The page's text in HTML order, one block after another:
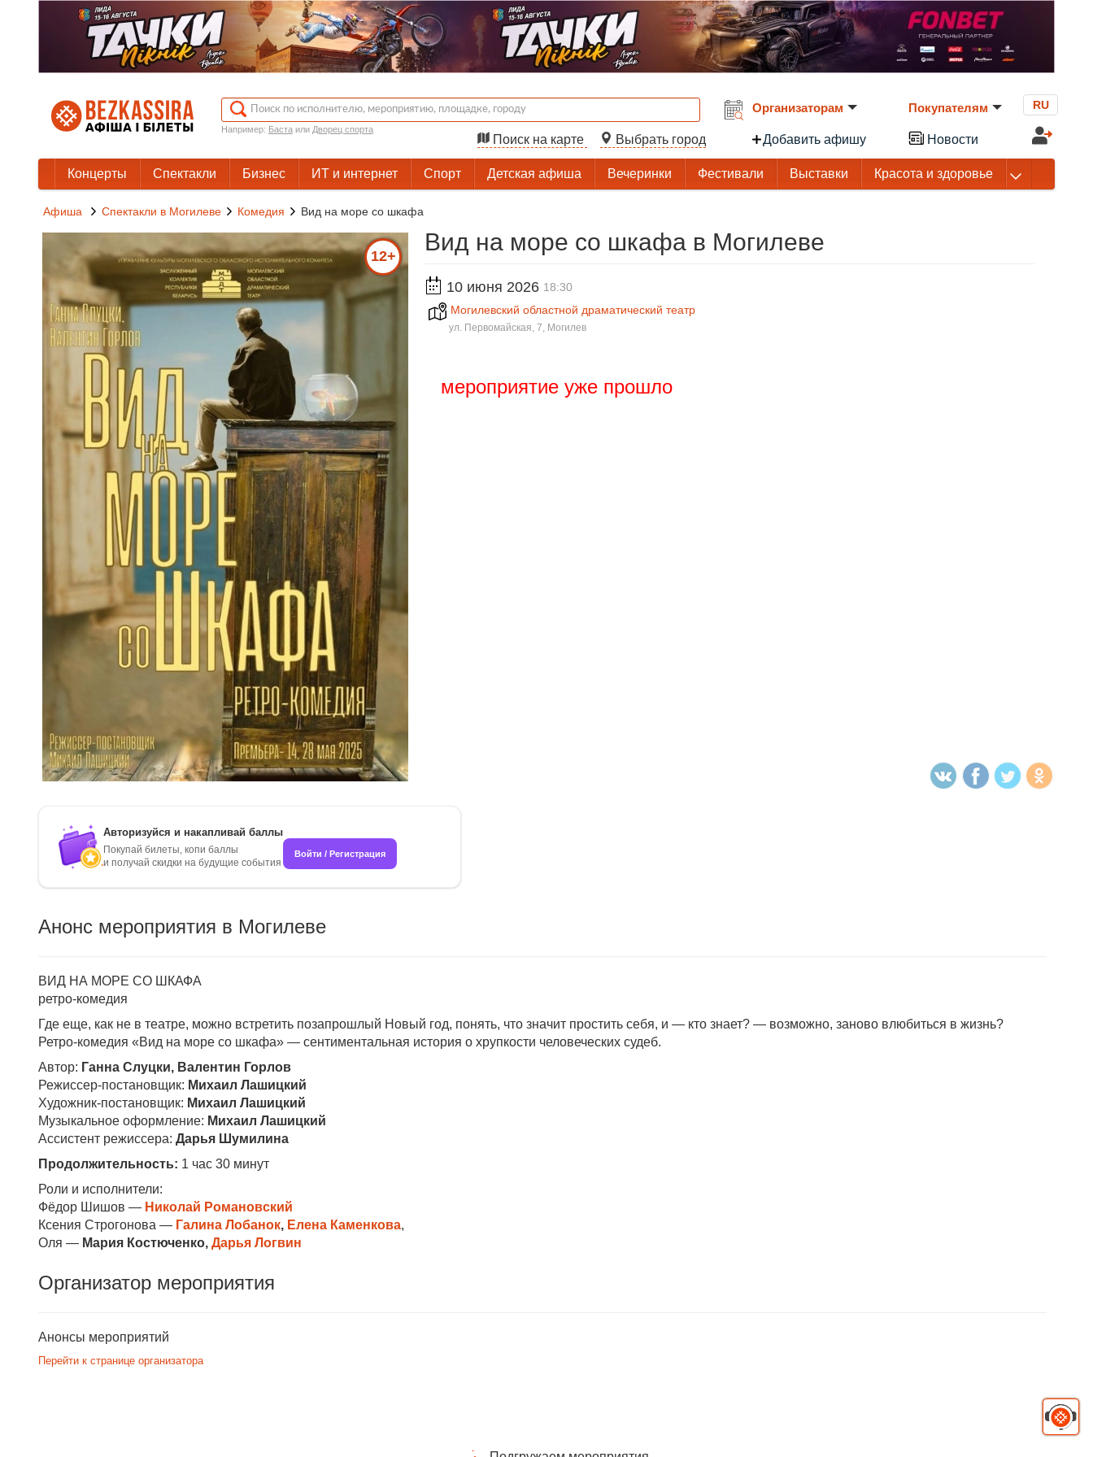
Например: Бастаили Дворец спорта
Поиск на карте Выбрать город
Организаторам
Добавить афишу
Покупателям
Новости
RU
Концерты Спектакли Бизнес ИТ и интернет Спорт Детская афиша Вечеринки Фестивали Выставки Красота и здоровье
Афиша Спектакли в Могилеве Комедия Вид на море со шкафа
12+
Вид на море со шкафа в Могилеве
10 июня 2026 18:30
Могилевский областной драматический театр
ул. Первомайская, 7, Могилев
мероприятие уже прошло
Авторизуйся и накапливай баллы
Покупай билеты, копи баллы
и получай скидки на будущие события
Войти / Регистрация
Анонс мероприятия в Могилеве
ВИД НА МОРЕ СО ШКАФА
ретро-комедия
Где еще, как не в театре, можно встретить позапрошлый Новый год, понять, что значит простить себя, и — кто знает? — возможно, заново влюбиться в жизнь?
Ретро-комедия «Вид на море со шкафа» — сентиментальная история о хрупкости человеческих судеб.
Автор: Ганна Слуцки, Валентин Горлов
Режиссер-постановщик: Михаил Лашицкий
Художник-постановщик: Михаил Лашицкий
Музыкальное оформление: Михаил Лашицкий
Ассистент режиссера: Дарья Шумилина
Продолжительность: 1 час 30 минут
Роли и исполнители:
Фёдор Шишов — Николай Романовский
Ксения Строгонова — Галина Лобанок, Елена Каменкова,
Оля — Мария Костюченко, Дарья Логвин
Организатор мероприятия
Анонсы мероприятий
Перейти к странице организатора